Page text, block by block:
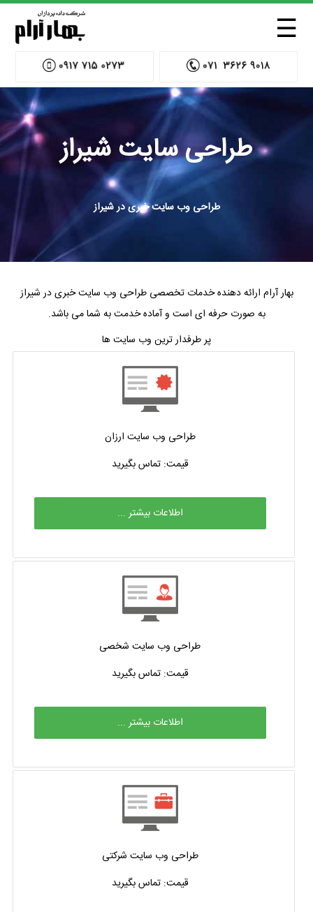
☰
طراحی سایت شیراز
طراحی وب سایت خبری در شیراز
بهار آرام ارائه دهنده خدمات تخصصی طراحی وب سایت خبری در شیراز
به صورت حرفه ای است و آماده خدمت به شما می باشد.
پر طرفدار ترین وب سایت ها
طراحی وب سایت ارزان
قیمت: تماس بگیرید
اطلاعات بیشتر ...
طراحی وب سایت شخصی
قیمت: تماس بگیرید
اطلاعات بیشتر ...
طراحی وب سایت شرکتی
قیمت: تماس بگیرید